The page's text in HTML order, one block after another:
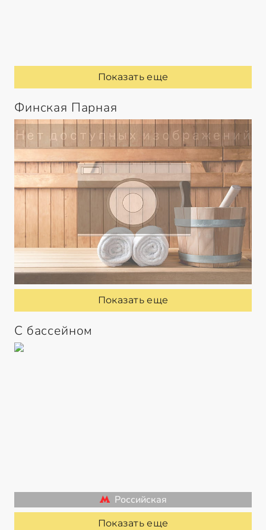
Показать еще
Финская Парная
Показать еще
С бассейном
Российская
Показать еще